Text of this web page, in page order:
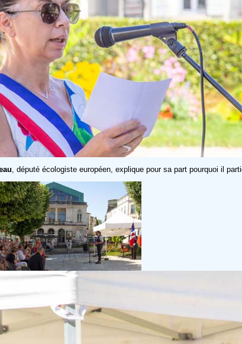
, député écologiste européen, explique pour sa part pourquoi il